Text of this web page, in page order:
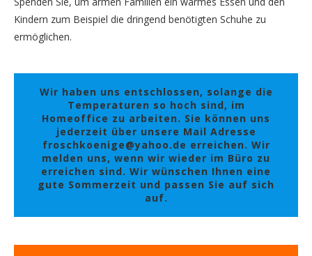
Kindern zum Beispiel die dringend benötigten Schuhe zu
ermöglichen.
Wir haben uns entschlossen, solange die
Temperaturen so hoch sind, im
Homeoffice zu arbeiten. Sie können uns
jederzeit über unsere Mail Adresse
froschkoenige@yahoo.de erreichen. Wir
melden uns, wenn wir wieder im Büro zu
erreichen sind. Wir wünschen Ihnen eine
gute Sommerzeit und passen Sie auf sich
auf.